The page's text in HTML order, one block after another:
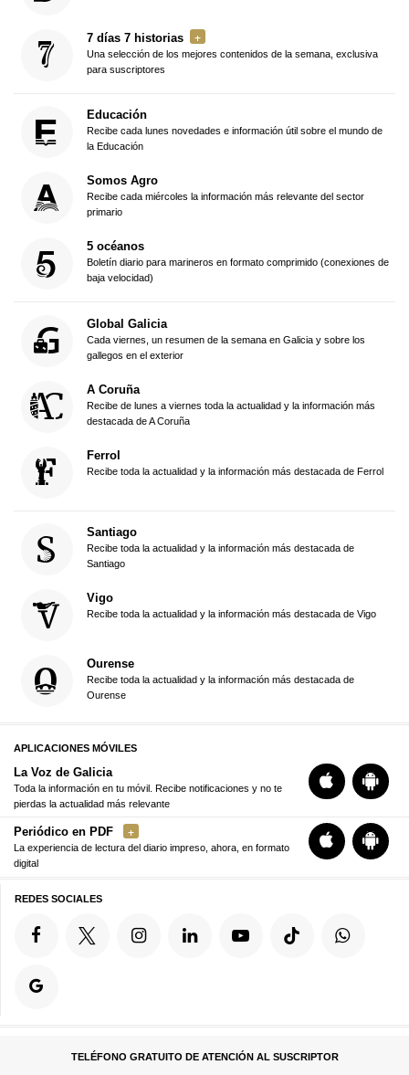
7 días 7 historias
Una selección de los mejores contenidos de la semana, exclusiva
para suscriptores
Educación
Recibe cada lunes novedades e información útil sobre el mundo de
la Educación
Somos Agro
Recibe cada miércoles la información más relevante del sector
primario
5 océanos
Boletín diario para marineros en formato comprimido (conexiones de
baja velocidad)
Global Galicia
Cada viernes, un resumen de la semana en Galicia y sobre los
gallegos en el exterior
A Coruña
Recibe de lunes a viernes toda la actualidad y la información más
destacada de A Coruña
Ferrol
Recibe toda la actualidad y la información más destacada de Ferrol
Santiago
Recibe toda la actualidad y la información más destacada de
Santiago
Vigo
Recibe toda la actualidad y la información más destacada de Vigo
Ourense
Recibe toda la actualidad y la información más destacada de
Ourense
APLICACIONES MÓVILES
La Voz de Galicia
Toda la información en tu móvil. Recibe notificaciones y no te
pierdas la actualidad más relevante
Periódico en PDF
La experiencia de lectura del diario impreso, ahora, en formato
digital
REDES SOCIALES
TELÉFONO GRATUITO DE ATENCIÓN AL SUSCRIPTOR